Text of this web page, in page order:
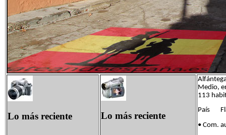
Lo más reciente Lo más reciente
Medio,
113
País
• Com.